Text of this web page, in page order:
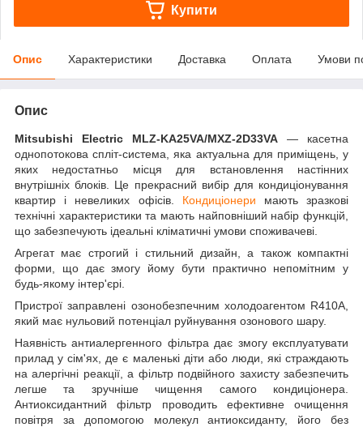
Купити
Опис Характеристики Доставка Оплата Умови
Опис
Mitsubishi Electric MLZ-KA25VA/MXZ-2D33VA — касетна
однопотокова спліт-система, яка актуальна для приміщень, у
яких недостатньо місця для встановлення настінних
внутрішніх блоків. Це прекрасний вибір для кондиціонування
квартир і невеликих офісів. Кондиціонери мають зразкові
технічні характеристики та мають найповніший набір функцій,
що забезпечують ідеальні кліматичні умови споживачеві.
Агрегат має строгий і стильний дизайн, а також компактні
форми, що дає змогу йому бути практично непомітним у
будь-якому інтер'єрі.
Пристрої заправлені озонобезпечним холодоагентом R410A,
який має нульовий потенціал руйнування озонового шару.
Наявність антиалергенного фільтра дає змогу експлуатувати
прилад у сім'ях, де є маленькі діти або люди, які страждають
на алергічні реакції, а фільтр подвійного захисту забезпечить
легше та зручніше чищення самого кондиціонера.
Антиоксидантний фільтр проводить ефективне очищення
повітря за допомогою молекул антиоксиданту, його без